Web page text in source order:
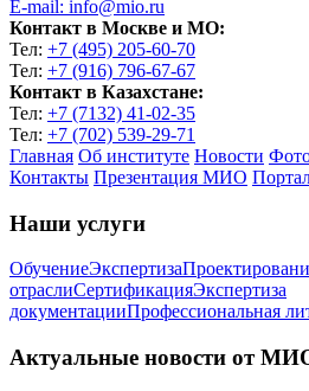
E-mail: info@mio.ru
Контакт в Москве и МО:
Тел: +7 (495) 205-60-70
Тел: +7 (916) 796-67-67
Контакт в Казахстане:
Тел: +7 (7132) 41-02-35
Тел: +7 (702) 539-29-71
Главная Об институте Новости
Контакты Презентация МИО
Наши услуги
ОбучениеЭкспертиза
отраслиСертификацияЭкспертиза
документацииПрофессиональная
Актуальные новости от